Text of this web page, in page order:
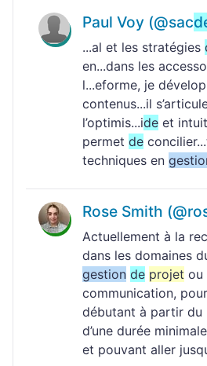
Paul Voy (@sac
...al et les stratégies
en...dans les
l...eforme, je
contenus...il
l’optimis...ide et
permet de
techniques en
Rose Smith
Actuellement à la
dans les domaines
gestion de projet ou
communication,
débutant à partir du
d’une durée minimale
et pouvant aller